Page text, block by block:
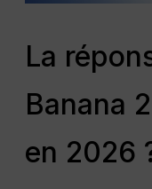
La
Banana
en 2026